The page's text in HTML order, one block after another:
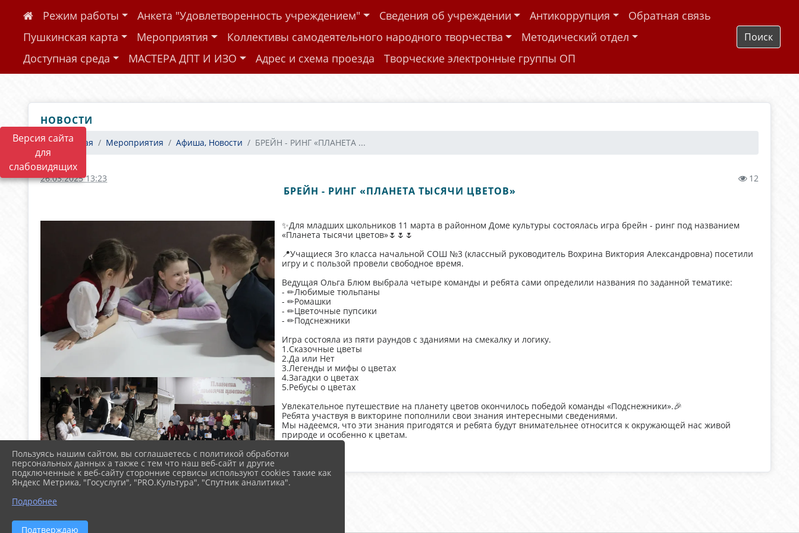
Версия сайта
для
слабовидящих
Режим работы Анкета "Удовлетворенность учреждением" Сведения об учреждении Антикоррупция
Обратная связь
Пушкинская карта
Мероприятия Коллективы самодеятельного народного творчества
Методический отдел
Доступная среда
МАСТЕРА ДПТ И ИЗО Адрес и схема проезда Творческие электронные группы ОП
Поиск
НОВОСТИ
Главная Мероприятия Афиша, Новости БРЕЙН - РИНГ «ПЛАНЕТА ...
26.03.2025 13:23 12
БРЕЙН - РИНГ «ПЛАНЕТА ТЫСЯЧИ ЦВЕТОВ»
✨Для младших школьников 11 марта в районном Доме культуры состоялась игра брейн - ринг под названием
«Планета тысячи цветов»🌷🌷🌷
📍Учащиеся 3го класса начальной СОШ №3 (классный руководитель Вохрина Виктория Александровна) посетили
игру и с пользой провели свободное время.
Ведущая Ольга Блюм выбрала четыре команды и ребята сами определили названия по заданной тематике:
- ✏Любимые тюльпаны
- ✏Ромашки
- ✏Цветочные пупсики
- ✏Подснежники
Игра состояла из пяти раундов с зданиями на смекалку и логику.
1.Сказочные цветы
2.Да или Нет
3.Легенды и мифы о цветах
4.Загадки о цветах
5.Ребусы о цветах
Увлекательное путешествие на планету цветов окончилось победой команды «Подснежники».🎉
Ребята участвуя в викторине пополнили свои знания интересными сведениями.
Мы надеемся, что эти знания пригодятся и ребята будут внимательнее относится к окружающей нас живой
природе и особенно к цветам.
Пользуясь нашим сайтом, вы соглашаетесь с политикой обработки
персональных данных а также с тем что наш веб-сайт и другие
подключенные к веб-сайту сторонние сервисы используют cookies такие как
Яндекс Метрика, "Госуслуги", "PRO.Культура", "Спутник аналитика".
Подробнее
Подтверждаю